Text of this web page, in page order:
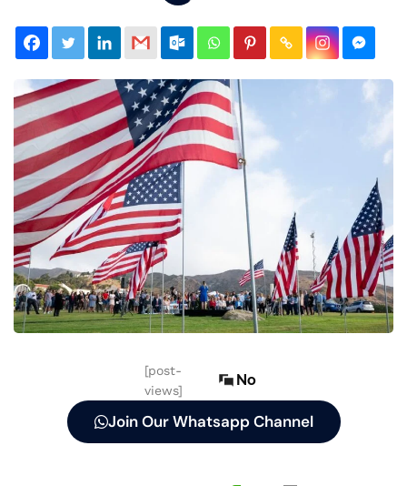
[post-
views]
No
Join Our Whatsapp Channel